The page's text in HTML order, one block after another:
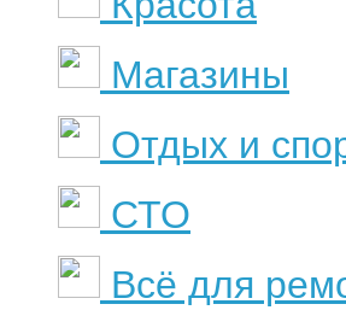
Магазины
Отдых и
СТО
Всё для